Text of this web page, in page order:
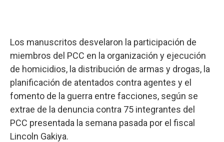
Los manuscritos desvelaron la participación de
miembros del PCC en la organización y ejecución
de homicidios, la distribución de armas y drogas, la
planificación de atentados contra agentes y el
fomento de la guerra entre facciones, según se
extrae de la denuncia contra 75 integrantes del
PCC presentada la semana pasada por el fiscal
Lincoln Gakiya.